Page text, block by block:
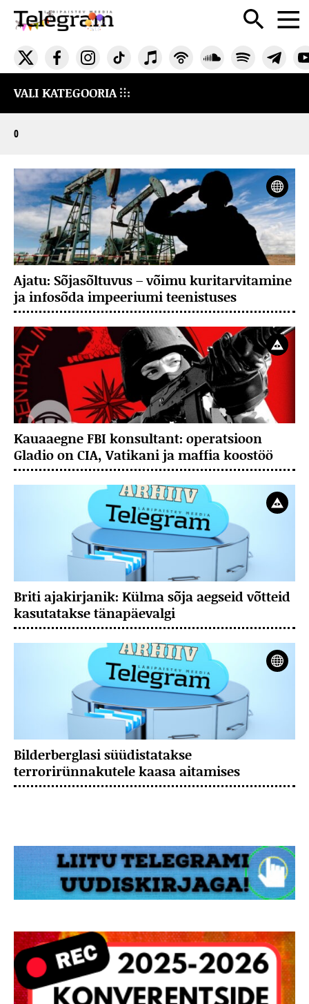
VALI KATEGOORIA
0
Ajatu: Sõjasõltuvus – võimu kuritarvitamine
ja infosõda impeeriumi teenistuses
Kauaaegne FBI konsultant: operatsioon
Gladio on CIA, Vatikani ja maffia koostöö
Briti ajakirjanik: Külma sõja aegseid võtteid
kasutatakse tänapäevalgi
Bilderberglasi süüdistatakse
terrorirünnakutele kaasa aitamises